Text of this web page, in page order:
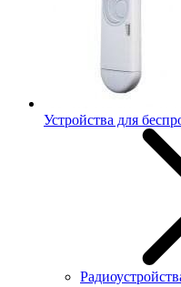
Устройства для